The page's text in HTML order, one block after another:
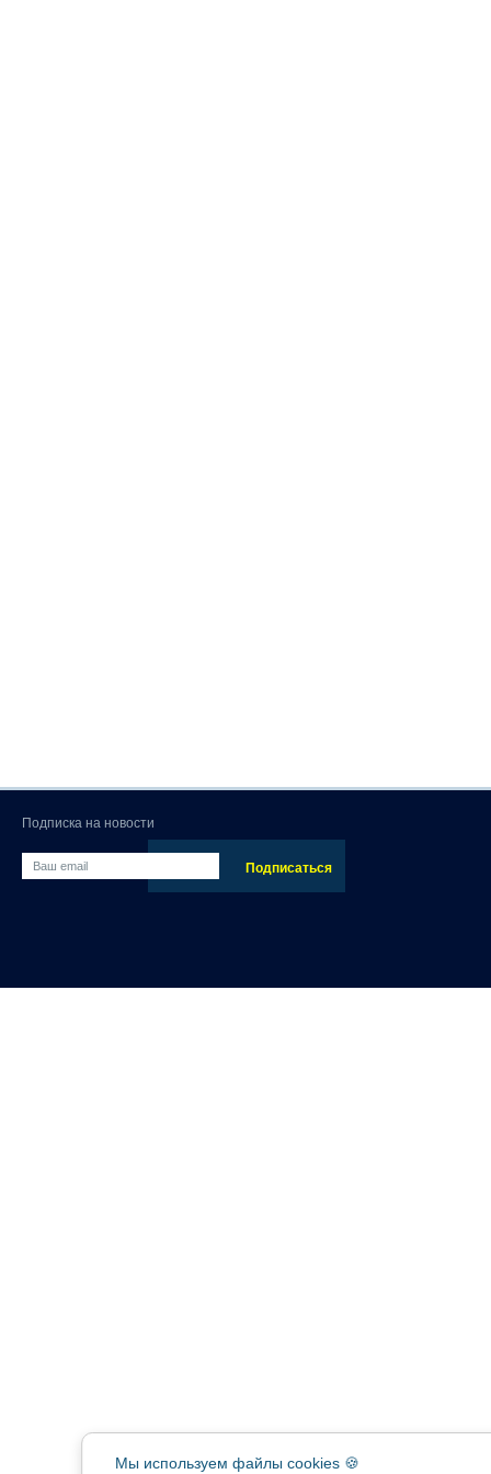
Подписка на новости
Мы используем файлы cookies 🍪